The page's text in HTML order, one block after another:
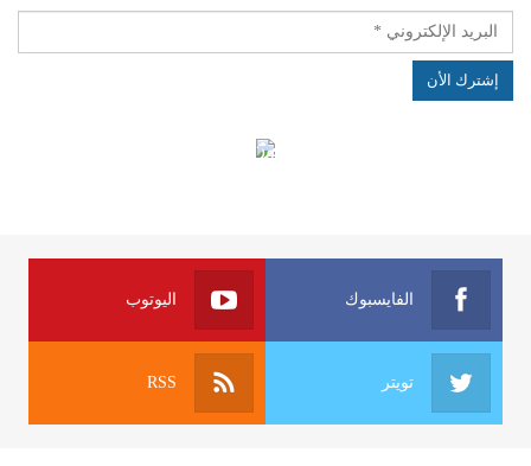
الهياكل الخاضعة لقانون النفاذ إلى المعلومة
الفايسبوك اليوتوب
تويتر RSS